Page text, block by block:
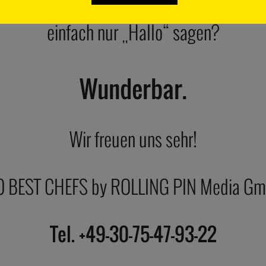
Fragen, Wünsche, Anregungen oder
einfach nur „Hallo“ sagen?
Wunderbar.
Wir freuen uns sehr!
BEST CHEFS by ROLLING PIN Media
Tel. +49-30-75-47-93-22